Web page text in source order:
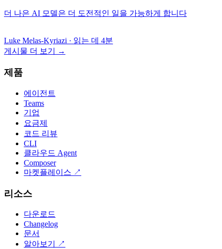
더 나은 AI 모델은 더 도전적인 일을 가능하게 합니다
Luke Melas-Kyriazi · 읽는 데 4분
게시물 더 보기
→
제품
에이전트
Teams
기업
요금제
코드 리뷰
CLI
클라우드 Agent
Composer
마켓플레이스 ↗
리소스
다운로드
Changelog
문서
알아보기
↗